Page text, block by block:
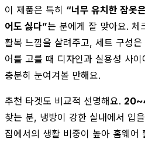
이 제품은 특히 “너무 유치한 잠옷
어도 싫다”는 분에게 잘 맞아요. 체
활복 느낌을 살려주고, 세트 구성
어를 고를 때 디자인과 실용성 사
충분히 눈여겨볼 만해요.
추천 타겟도 비교적 선명해요.
찾는 분, 냉방이 강한 실내에서 입
집에서의 생활 비중이 높아 홈웨어